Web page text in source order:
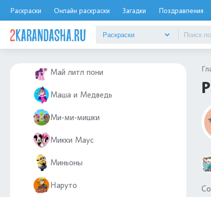
Раскраски Онлайн раскраски Загадки Поздравления
Лунтик
Май литл пони
Маша и Медведь
Ми-ми-мишки
Микки Маус
Миньоны
Наруто